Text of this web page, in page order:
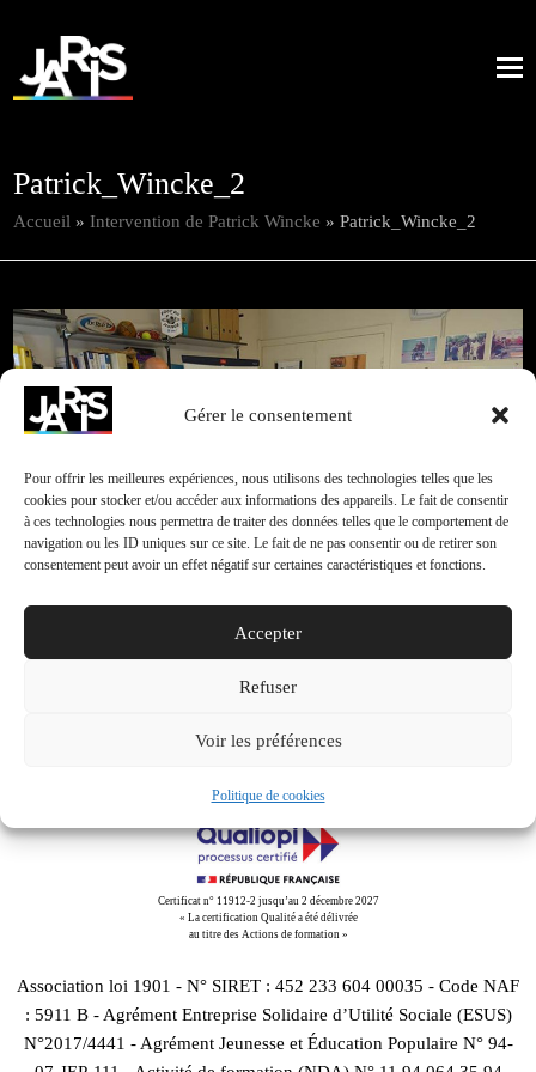
Gérer le consentement
Pour offrir les meilleures expériences, nous utilisons des technologies telles que les
cookies pour stocker et/ou accéder aux informations des appareils. Le fait de consentir
à ces technologies nous permettra de traiter des données telles que le comportement de
navigation ou les ID uniques sur ce site. Le fait de ne pas consentir ou de retirer son
consentement peut avoir un effet négatif sur certaines caractéristiques et fonctions.
Accepter
Refuser
Voir les préférences
Politique de cookies
Patrick_Wincke_2
Accueil » Intervention de Patrick Wincke »Patrick_Wincke_2
medium (300x200)
Certificat n° 11912-2 jusqu’au 2 décembre 2027
« La certification Qualité a été délivrée
au titre des Actions de formation »
Association loi 1901 - N° SIRET : 452 233 604 00035 - Code NAF
: 5911 B - Agrément Entreprise Solidaire d’Utilité Sociale (ESUS)
N°2017/4441 - Agrément Jeunesse et Éducation Populaire N° 94-